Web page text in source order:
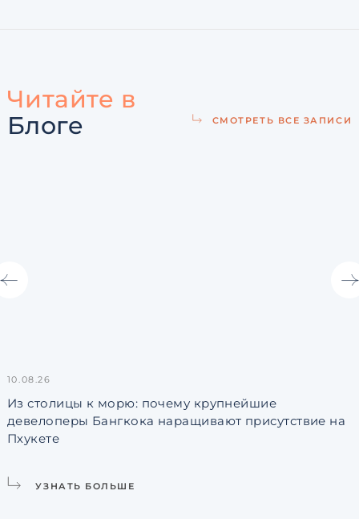
Читайте в
Блоге
СМОТРЕТЬ ВСЕ ЗАПИСИ
10.08.26
Из столицы к морю: почему крупнейшие
девелоперы Бангкока наращивают присутствие на
Пхукете
УЗНАТЬ БОЛЬШЕ